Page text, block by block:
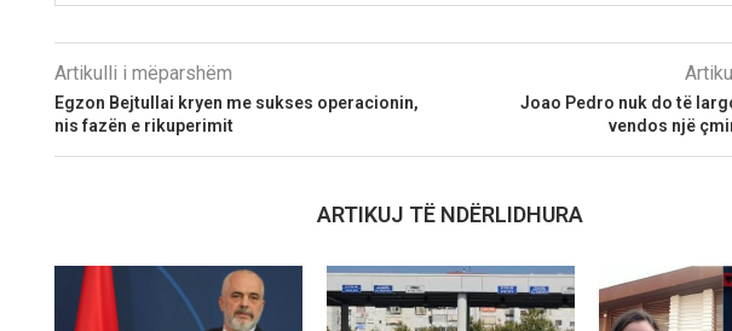
Artikulli i mëparshëm
Egzon Bejtullai kryen me sukses operacionin,
nis fazën e rikuperimit
Joao Pedro nuk do të
vendos një
ARTIKUJ TË NDËRLIDHURA